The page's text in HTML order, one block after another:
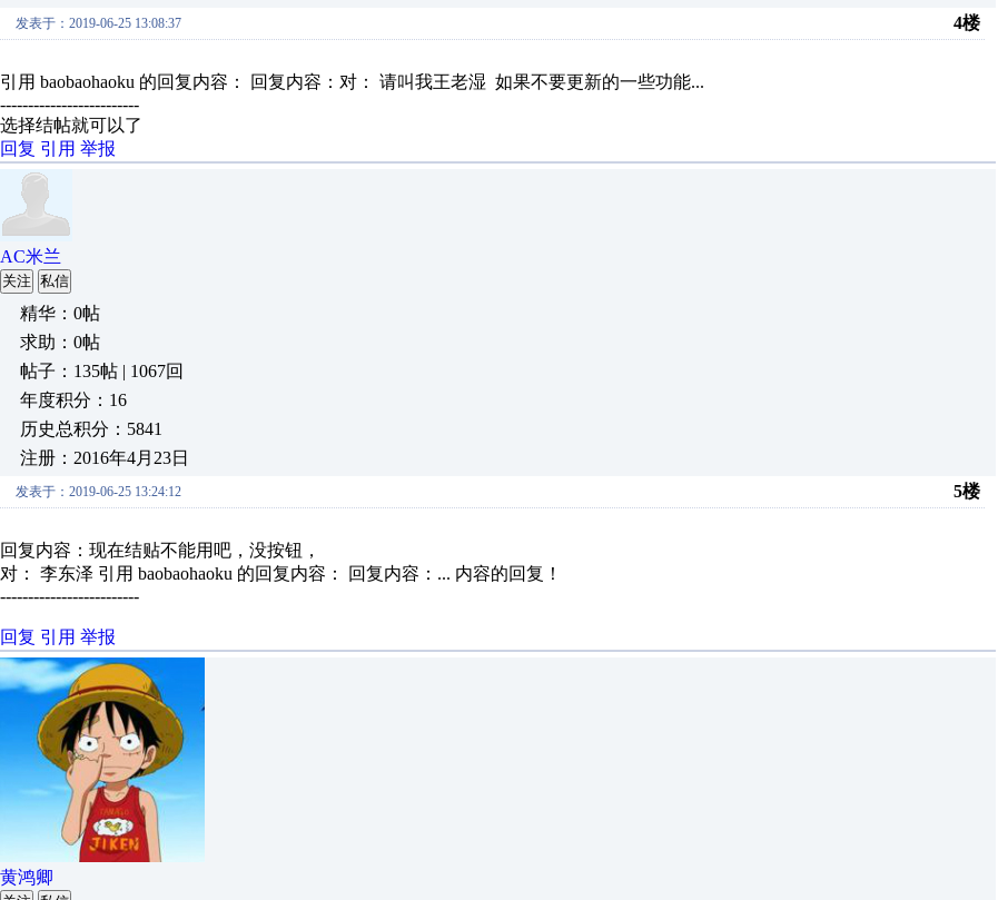
发表于：2019-06-25 13:08:37 4楼
引用 baobaohaoku 的回复内容： 回复内容：对： 请叫我王老湿 如果不要更新的一些功能...
-------------------------
选择结帖就可以了
回复 引用 举报
AC米兰
关注 私信
精华：0帖
求助：0帖
帖子：135帖 | 1067回
年度积分：16
历史总积分：5841
注册：2016年4月23日
发表于：2019-06-25 13:24:12 5楼
回复内容：现在结贴不能用吧，没按钮，
对： 李东泽 引用 baobaohaoku 的回复内容： 回复内容：... 内容的回复！
-------------------------
回复 引用 举报
黄鸿卿